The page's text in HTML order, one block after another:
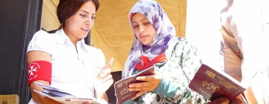
Feed dei contenuti
Feed dei commenti
WordPress.org
Nosiglia,
vescovo
dal
cuore
aperto